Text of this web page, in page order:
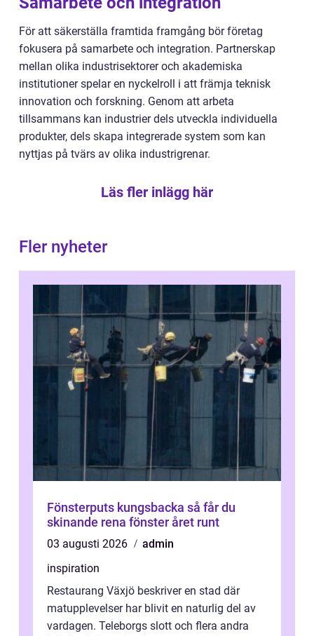
För att säkerställa framtida framgång bör företag
fokusera på samarbete och integration. Partnerskap
mellan olika industrisektorer och akademiska
institutioner spelar en nyckelroll i att främja teknisk
innovation och forskning. Genom att arbeta
tillsammans kan industrier dels utveckla individuella
produkter, dels skapa integrerade system som kan
nyttjas på tvärs av olika industrigrenar.
Läs fler inlägg här
Fler nyheter
Fönsterputs kungsbacka så får du
skinande rena fönster året runt
03 augusti 2026
admin
inspiration
Restaurang Växjö beskriver en stad där
matupplevelser har blivit en naturlig del av
vardagen. Teleborgs slott och flera andra